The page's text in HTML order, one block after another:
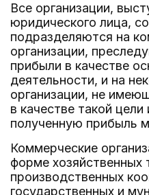
Все организации,
юридического лица,
подразделяются на
организации,
прибыли в качестве
деятельности, и на
организации, не
в качестве такой
полученную прибыль
Коммерческие
форме
производственных
государственных и